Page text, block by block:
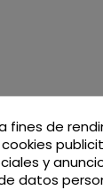
fines de
y
datos